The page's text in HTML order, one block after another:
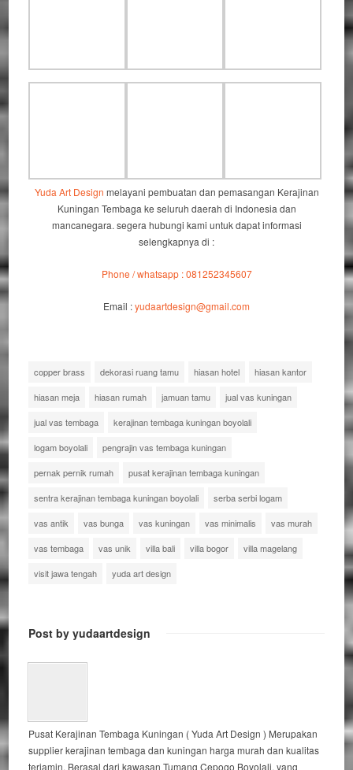
Yuda Art Design melayani pembuatan dan pemasangan Kerajinan
Kuningan Tembaga ke seluruh daerah di Indonesia dan
mancanegara. segera hubungi kami untuk dapat informasi
selengkapnya di :
Phone / whatsapp : 081252345607
Email :yudaartdesign@gmail.com
copper brass dekorasi ruang tamu hiasan hotel
hiasan kantor
hiasan meja
hiasan rumah jamuan tamu
jual vas kuningan
jual vas tembaga
kerajinan tembaga kuningan boyolali
logam boyolali
pengrajin vas tembaga kuningan
pernak pernik rumah
pusat kerajinan tembaga kuningan
sentra kerajinan tembaga kuningan boyolali
serba serbi logam
vas antik
vas bunga vas kuningan vas minimalis
vas murah
vas tembaga
vas unik villa bali villa bogor
villa magelang
visit jawa tengah
yuda art design
Post by yudaartdesign
Pusat Kerajinan Tembaga Kuningan ( Yuda Art Design ) Merupakan
supplier kerajinan tembaga dan kuningan harga murah dan kualitas
terjamin. Berasal dari kawasan Tumang Cepogo Boyolali, yang